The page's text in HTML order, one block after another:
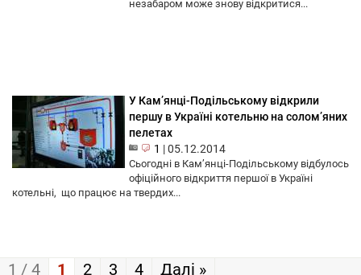
незабаром може знову відкритися...
У Кам’янці-Подільському відкрили
першу в Україні котельню на солом’яних
пелетах
1 |05.12.2014
Сьогодні в Кам’янці-Подільському відбулось
офіційного відкриття першої в Україні
котельні, що працює на твердих...
1 / 4 1 2 3 4 Далі »